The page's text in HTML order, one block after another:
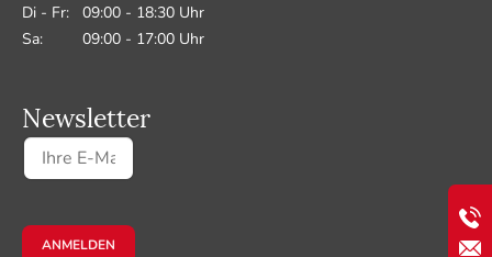
Di - Fr: 09:00 - 18:30 Uhr
Sa: 09:00 - 17:00 Uhr
Newsletter